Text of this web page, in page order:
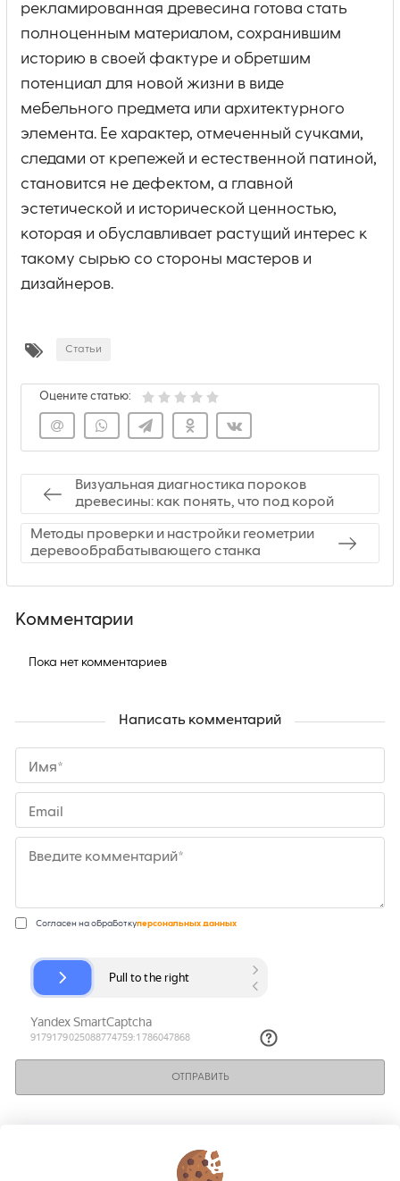
рекламированная древесина готова стать
полноценным материалом, сохранившим
историю в своей фактуре и обретшим
потенциал для новой жизни в виде
мебельного предмета или архитектурного
элемента. Ее характер, отмеченный сучками,
следами от крепежей и естественной патиной,
становится не дефектом, а главной
эстетической и исторической ценностью,
которая и обуславливает растущий интерес к
такому сырью со стороны мастеров и
дизайнеров.
Статьи
Оцените статью:
Визуальная диагностика пороков
древесины: как понять, что под корой
Методы проверки и настройки геометрии
деревообрабатывающего станка
Комментарии
Пока нет комментариев
Написать комментарий
Имя*
Email
Введите комментарий*
Согласен на обработкуперсональных данных
ОТПРАВИТЬ